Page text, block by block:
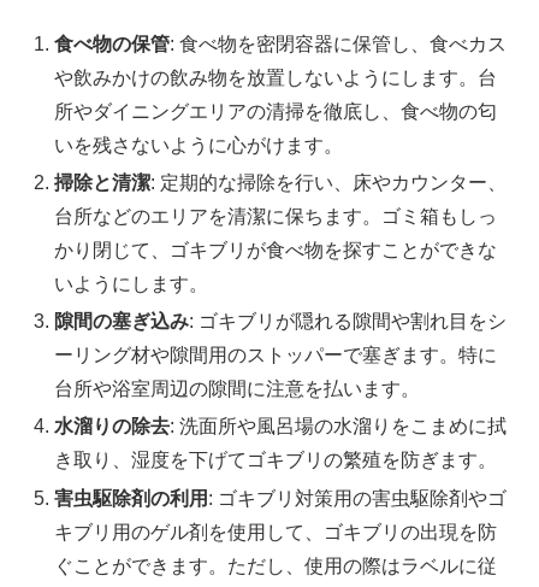
食べ物の保管: 食べ物を密閉容器に保管し、食べカス
や飲みかけの飲み物を放置しないようにします。台
所やダイニングエリアの清掃を徹底し、食べ物の匂
いを残さないように心がけます。
掃除と清潔: 定期的な掃除を行い、床やカウンター、
台所などのエリアを清潔に保ちます。ゴミ箱もしっ
かり閉じて、ゴキブリが食べ物を探すことができな
いようにします。
隙間の塞ぎ込み: ゴキブリが隠れる隙間や割れ目をシ
ーリング材や隙間用のストッパーで塞ぎます。特に
台所や浴室周辺の隙間に注意を払います。
水溜りの除去: 洗面所や風呂場の水溜りをこまめに拭
き取り、湿度を下げてゴキブリの繁殖を防ぎます。
害虫駆除剤の利用 : ゴキブリ対策用の害虫駆除剤やゴ
キブリ用のゲル剤を使用して、ゴキブリの出現を防
ぐことができます。ただし、使用の際はラベルに従